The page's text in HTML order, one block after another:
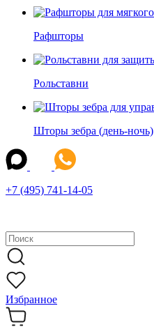
Рафшторы
Рольставни
Шторы зебра (день-ночь)
+7 (495) 741-14-05
Избранное